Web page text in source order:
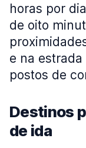
horas por
de oito
e na
postos de
Destinos
de ida